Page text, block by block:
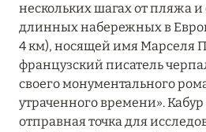
ПРОВАНС
нескольких шагах от пляжа
длинных набережных в
4 км), носящей имя Марселя
французский писатель
своего монументального
утраченного времени».
отправная точка для